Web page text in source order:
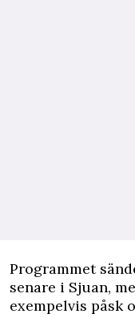
Programmet
senare i Sjuan,
exempelvis påsk